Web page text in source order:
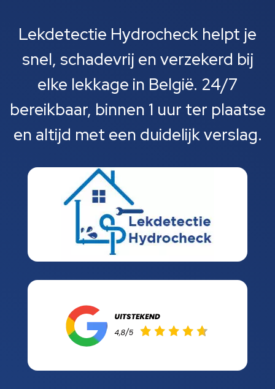
Lekdetectie Hydrocheck helpt je
snel, schadevrij en verzekerd bij
elke lekkage in België. 24/7
bereikbaar, binnen 1 uur ter plaatse
en altijd met een duidelijk verslag.